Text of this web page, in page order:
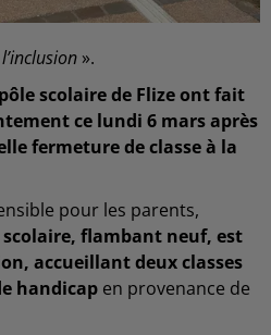
».
scolaire de Flize ont fait
ce lundi 6 mars après
fermeture de classe à la
pour les parents,
scolaire, flambant neuf, est
accueillant deux classes
handicap en provenance de